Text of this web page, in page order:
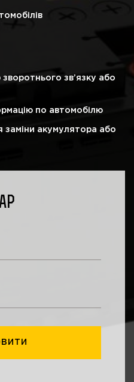
зв’язку або
по автомобілю
заміни акумулятора або